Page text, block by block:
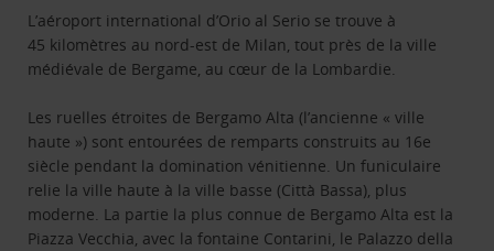
L’aéroport international d’Orio al Serio se trouve à
45 kilomètres au nord-est de Milan, tout près de la ville
médiévale de Bergame, au cœur de la Lombardie.
Les ruelles étroites de Bergamo Alta (l’ancienne « ville
haute ») sont entourées de remparts construits au 16e
siècle pendant la domination vénitienne. Un funiculaire
relie la ville haute à la ville basse (Città Bassa), plus
moderne. La partie la plus connue de Bergamo Alta est la
Piazza Vecchia, avec la fontaine Contarini, le Palazzo della